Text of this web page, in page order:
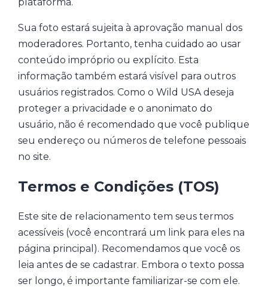
plataforma.
Sua foto estará sujeita à aprovação manual dos
moderadores. Portanto, tenha cuidado ao usar
conteúdo impróprio ou explícito. Esta
informação também estará visível para outros
usuários registrados. Como o Wild USA deseja
proteger a privacidade e o anonimato do
usuário, não é recomendado que você publique
seu endereço ou números de telefone pessoais
no site.
Termos e Condições (TOS)
Este site de relacionamento tem seus termos
acessíveis (você encontrará um link para eles na
página principal). Recomendamos que você os
leia antes de se cadastrar. Embora o texto possa
ser longo, é importante familiarizar-se com ele.